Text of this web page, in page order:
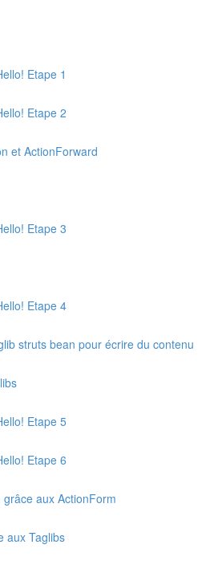
Etape 1
Etape 2
et ActionForward
Etape 3
Etape 4
struts bean pour écrire du contenu
Etape 5
Etape 6
aux ActionForm
aux Taglibs